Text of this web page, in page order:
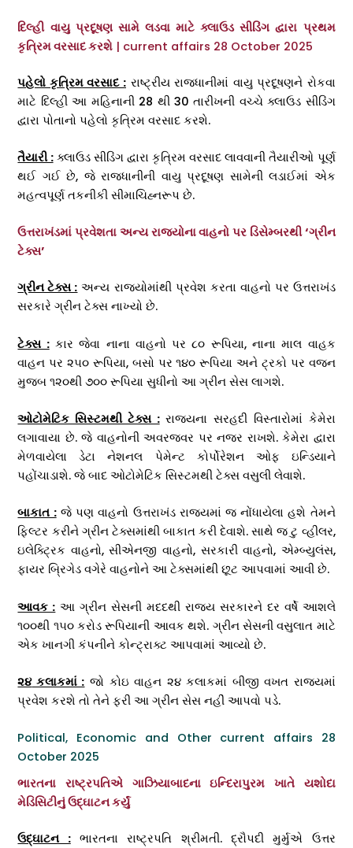
દિલ્હી વાયુ પ્રદૂષણ સામે લડવા માટે ક્લાઉડ સીડિંગ દ્વારા પ્રથમ
કૃત્રિમ વરસાદ કરશે | current affairs 28 October 2025
પહેલો કૃત્રિમ વરસાદ : રાષ્ટ્રીય રાજધાનીમાં વાયુ પ્રદૂષણને રોકવા
માટે દિલ્હી આ મહિનાની 28 થી 30 તારીખની વચ્ચે ક્લાઉડ સીડિંગ
દ્વારા પોતાનો પહેલો કૃત્રિમ વરસાદ કરશે.
તૈયારી :ક્લાઉડ સીડિંગ દ્વારા કૃત્રિમ વરસાદ લાવવાની તૈયારીઓ પૂર્ણ
થઈ ગઈ છે, જે રાજધાનીની વાયુ પ્રદૂષણ સામેની લડાઈમાં એક
મહત્વપૂર્ણ તકનીકી સીમાચિહ્નરૂપ છે.
ઉત્તરાખંડમાં પ્રવેશતા અન્ય રાજ્યોના વાહનો પર ડિસેમ્બરથી ‘ગ્રીન
ટેક્સ’
ગ્રીન ટેક્સ : અન્ય રાજ્યોમાંથી પ્રવેશ કરતા વાહનો પર ઉત્તરાખંડ
સરકારે ગ્રીન ટેક્સ નાખ્યો છે.
ટેક્સ :કાર જેવા નાના વાહનો પર ૮૦ રૂપિયા, નાના માલ વાહક
વાહન પર ૨૫૦ રૂપિયા, બસો પર ૧૪૦ રૂપિયા અને ટ્રકો પર વજન
મુજબ ૧૨૦થી ૭૦૦ રૂપિયા સુધીનો આ ગ્રીન સેસ લાગશે.
ઓટોમેટિક સિસ્ટમથી ટેક્સ :રાજ્યના સરહદી વિસ્તારોમાં કેમેરા
લગાવાયા છે. જે વાહનોની અવરજવર પર નજર રાખશે. કેમેરા દ્વારા
મેળવાયેલા ડેટા નેશનલ પેમેન્ટ કોર્પોરેશન ઓફ ઇન્ડિયાને
પહોંચાડાશે. જે બાદ ઓટોમેટિક સિસ્ટમથી ટેક્સ વસુલી લેવાશે.
બાકાત :જે પણ વાહનો ઉત્તરાખંડ રાજ્યમાં જ નોંધાયેલા હશે તેમને
ફિલ્ટર કરીને ગ્રીન ટેક્સમાંથી બાકાત કરી દેવાશે. સાથે જ ટુ વ્હીલર,
ઇલેક્ટ્રિક વાહનો, સીએનજી વાહનો, સરકારી વાહનો, એમ્બ્યુલંસ,
ફાયર બ્રિગેડ વગેરે વાહનોને આ ટેક્સમાંથી છૂટ આપવામાં આવી છે.
આવક : આ ગ્રીન સેસની મદદથી રાજ્ય સરકારને દર વર્ષે આશલે
૧૦૦થી ૧૫૦ કરોડ રૂપિયાની આવક થશે. ગ્રીન સેસની વસુલાત માટે
એક ખાનગી કંપનીને કોન્ટ્રાક્ટ આપવામાં આવ્યો છે.
૨૪કલાકમાં : જો કોઇ વાહન ૨૪ કલાકમાં બીજી વખત રાજ્યમાં
પ્રવેશ કરશે તો તેને ફરી આ ગ્રીન સેસ નહીં આપવો પડે.
Political, Economic and Other current affairs 28
October 2025
ભારતના રાષ્ટ્રપતિએ ગાઝિયાબાદના ઇન્દિરાપુરમ ખાતે યશોદા
મેડિસિટીનું ઉદ્ઘાટન કર્યું
ઉદ્ઘાટન :ભારતના રાષ્ટ્રપતિ શ્રીમતી. દ્રૌપદી મુર્મુએ ઉત્તર